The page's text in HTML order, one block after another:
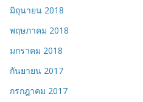
มิถุนายน 2018
พฤษภาคม 2018
มกราคม 2018
กันยายน 2017
กรกฎาคม 2017